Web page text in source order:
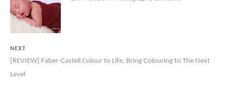
NEXT
[REVIEW] Faber-Castell Colour to Life, Bring Colouring to The Next
Level